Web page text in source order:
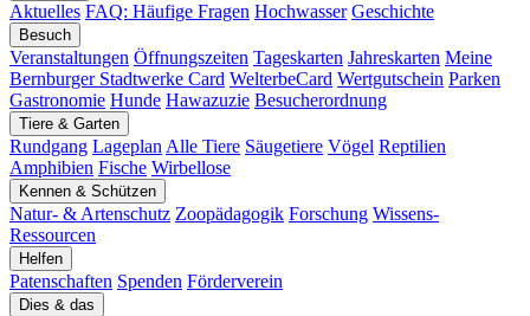
Aktuelles FAQ: Häufige Fragen Hochwasser Geschichte
Besuch
Veranstaltungen Öffnungszeiten Tageskarten Jahreskarten Meine
Bernburger Stadtwerke Card WelterbeCard Wertgutschein Parken
Gastronomie Hunde Hawazuzie Besucherordnung
Tiere & Garten
Rundgang Lageplan Alle Tiere Säugetiere Vögel Reptilien
Amphibien Fische Wirbellose
Kennen & Schützen
Natur- & Artenschutz Zoopädagogik Forschung Wissens-
Ressourcen
Helfen
Patenschaften Spenden Förderverein
Dies & das